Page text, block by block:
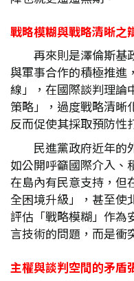
戰略模糊與戰略清晰之
再來則是澤倫斯基
與軍事合作的積極推進
線」，在國際談判理論
策略」，過度戰略清晰
反而促使其採取預防性
民進黨政府近年的
如公開呼籲國際介入、
在島內有民意支持，但
全困境升級」，甚至使
評估「戰略模糊」作為
言技術的問題，而是衝
主權與談判空間的矛盾